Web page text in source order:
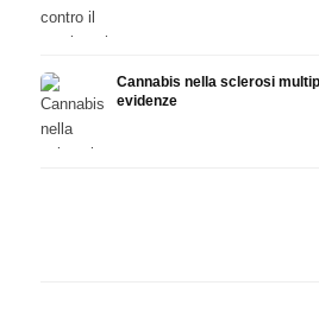
Cannabis nella sclerosi
evidenze